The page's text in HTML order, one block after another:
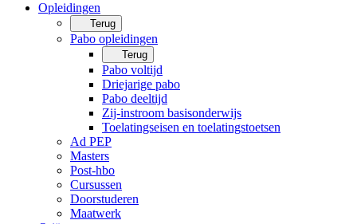
Opleidingen
Terug
Pabo opleidingen
Terug
Pabo voltijd
Driejarige pabo
Pabo deeltijd
Zij-instroom basisonderwijs
Toelatingseisen en toelatingstoetsen
Ad PEP
Masters
Post-hbo
Cursussen
Doorstuderen
Maatwerk